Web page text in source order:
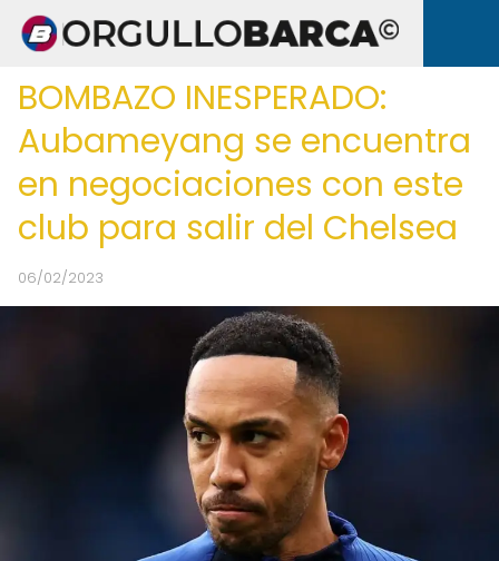
BOMBAZO INESPERADO:
Aubameyang se encuentra
en negociaciones con este
club para salir del Chelsea
06/02/2023